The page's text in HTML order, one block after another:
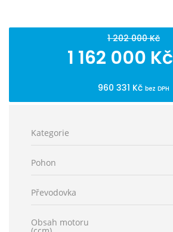
1 202 000 Kč
1 162 000 Kč
960 331 Kč bez DPH
Kategorie
Pohon
Převodovka
Obsah motoru